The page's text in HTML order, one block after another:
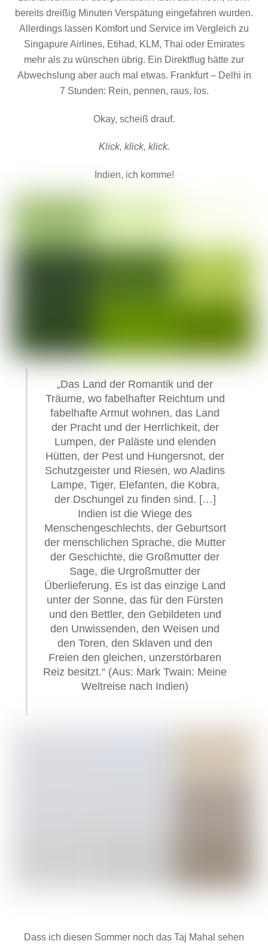
bereits dreißig Minuten Verspätung eingefahren wurden.
Allerdings lassen Komfort und Service im Vergleich zu
Singapure Airlines, Etihad, KLM, Thai oder Emirates
mehr als zu wünschen übrig. Ein Direktflug hätte zur
Abwechslung aber auch mal etwas. Frankfurt – Delhi in
7 Stunden: Rein, pennen, raus, los.
Okay, scheiß drauf.
Klick, klick, klick.
Indien, ich komme!
„Das Land der Romantik und der
Träume, wo fabelhafter Reichtum und
fabelhafte Armut wohnen, das Land
der Pracht und der Herrlichkeit, der
Lumpen, der Paläste und elenden
Hütten, der Pest und Hungersnot, der
Schutzgeister und Riesen, wo Aladins
Lampe, Tiger, Elefanten, die Kobra,
der Dschungel zu finden sind. […]
Indien ist die Wiege des
Menschengeschlechts, der Geburtsort
der menschlichen Sprache, die Mutter
der Geschichte, die Großmutter der
Sage, die Urgroßmutter der
Überlieferung. Es ist das einzige Land
unter der Sonne, das für den Fürsten
und den Bettler, den Gebildeten und
den Unwissenden, den Weisen und
den Toren, den Sklaven und den
Freien den gleichen, unzerstörbaren
Reiz besitzt.“ (Aus: Mark Twain: Meine
Weltreise nach Indien)
Dass ich diesen Sommer noch das Taj Mahal sehen